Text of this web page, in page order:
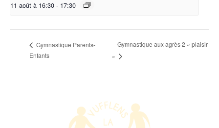
11 août à 16:30 - 17:30
Gymnastique Parents-
Enfants
Gymnastique aux agrès 2 « plaisir
»